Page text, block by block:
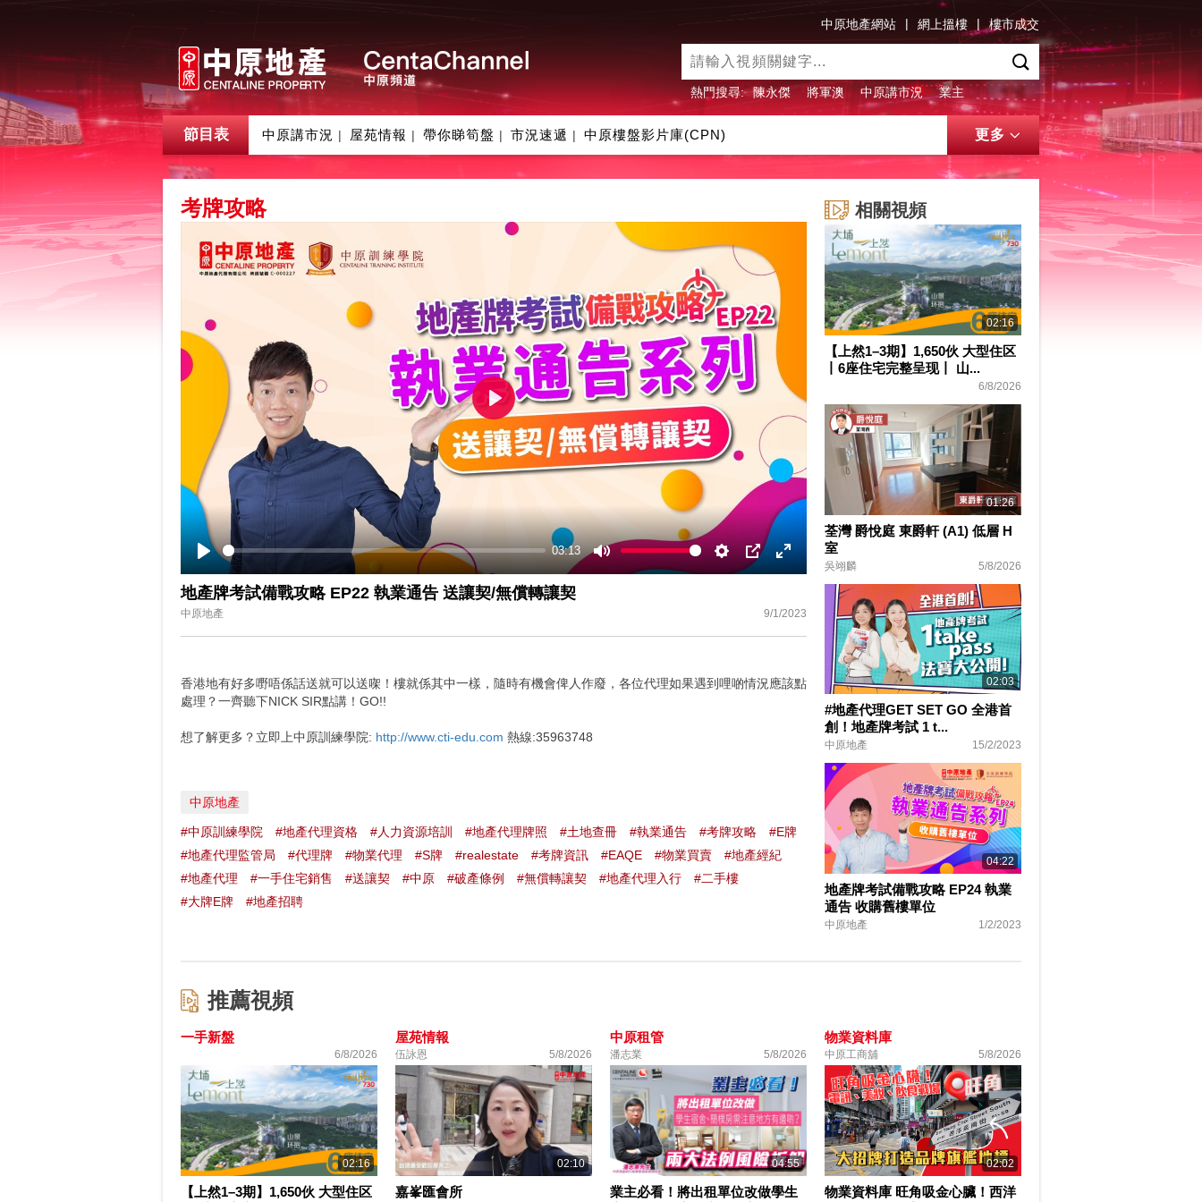
中原地產網站 | 網上搵樓 | 樓市成交
熱門搜尋: 陳永傑 將軍澳 中原講市況 業主
節目表 中原講市況 | 屋苑情報 | 帶你睇筍盤 | 市況速遞 | 中原樓盤影片庫(CPN) 更多
考牌攻略
Play
03:13
Mute SettingsPIP
fullscreen
Play
地產牌考試備戰攻略 EP22 執業通告 送讓契/無償轉讓契
中原地產 9/1/2023
香港地有好多嘢唔係話送就可以送㗎！樓就係其中一樣，隨時有機會俾人作廢，各位代理如果遇到哩啲情況應該點
處理？一齊聽下NICK SIR點講！GO!!
想了解更多？立即上中原訓練學院: http://www.cti-edu.com 熱線:35963748
中原地產
#中原訓練學院 #地產代理資格 #人力資源培訓 #地產代理牌照 #土地查冊 #執業通告 #考牌攻略
#E牌
#地產代理監管局
#代理牌 #物業代理 #S牌 #realestate #考牌資訊 #EAQE #物業買賣
#地產經紀
#地產代理
#一手住宅銷售 #送讓契 #中原 #破產條例 #無償轉讓契 #地產代理入行
#二手樓
#大牌E牌
#地產招聘
相關視頻
02:16
【上然1–3期】1,650伙 大型住区
丨6座住宅完整呈现丨 山...
6/8/2026
01:26
荃灣 爵悅庭 東爵軒 (A1) 低層 H
室
吳翊麟 5/8/2026
02:03
#地產代理GET SET GO 全港首
創！地產牌考試 1 t...
中原地產 15/2/2023
04:22
地產牌考試備戰攻略 EP24 執業
通告 收購舊樓單位
中原地產 1/2/2023
推薦視頻
一手新盤
6/8/2026
02:16
【上然1–3期】1,650伙 大型住区
屋苑情報
伍詠恩 5/8/2026
02:10
嘉峯匯會所
中原租管
潘志業 5/8/2026
04:55
業主必看！將出租單位改做學生
物業資料庫
中原工商舖 5/8/2026
02:02
物業資料庫 旺角吸金心臟！西洋